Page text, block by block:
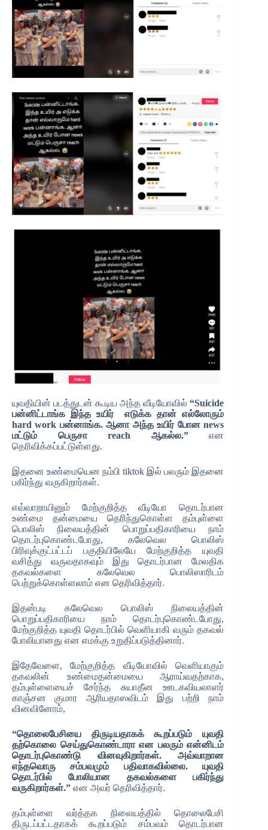
யுவதியின் படத்துடன் கூடிய அந்த வீடியோவில்“Suicide
பன்னிட்டாங்க இந்த உயிர் எடுக்க தான் எல்லோரும்
hard work பன்னாங்க. ஆனா அந்த உயிர் போன news
மட்டும் பெருசா reach ஆகல்ல.”என
தெரிவிக்கப்பட்டுள்ளது.
இதனை உண்மையென நம்பி tiktok இல் பலரும் இதனை
பகிர்ந்து வருகிறார்கள்.
எவ்வாறாயினும் மேற்குறித்த வீடியோ தொடர்பான
உண்மை தன்மையை தெரிந்துகொள்ள தம்புள்ளை
பொலிஸ் நிலையத்தின் பொறுப்பதிகாரியை நாம்
தொடர்புகொண்டபோது, கலேவெல பொலிஸ்
பிரிவுக்குட்பட்டப் பகுதியிலேயே மேற்குறித்த யுவதி
வசித்து வருவதாகவும் இது தொடர்பான மேலதிக
தகவல்களை கலேவெல பொலிஸாரிடம்
பெற்றுக்கொள்ளலாம் என தெரிவித்தார்.
இதன்படி கலேவெல பொலிஸ் நிலையத்தின்
பொறுப்பதிகாரியை நாம் தொடர்புகொண்டபோது,
மேற்குறித்த யுவதி தொடர்பில் வெளியாகி வரும் தகவல்
போலியானது என எமக்கு உறுதிப்படுத்தினார்.
இதேவேளை, மேற்குறித்த வீடியோவில் வெளியாகும்
தகவலின் உண்மைதன்மையை ஆராய்வதற்காக,
தம்புள்ளையைச் சேர்ந்த சுயாதீன ஊடகவியலாளர்
காஞ்சன குமார ஆரியதாஸவிடம் இது பற்றி நாம்
வினவினோம்,
“தொலைபேசியை திருடியதாகக் கூறப்படும் யுவதி
தற்கொலை செய்துகொண்டாரா என பலரும் என்னிடம்
தொடர்புகொண்டு வினவுகிறார்கள். அவ்வாறான
எந்தவொரு சம்பவமும் பதிவாகவில்லை. யுவதி
தொடர்பில் போலியான தகவல்களை பகிர்ந்து
வருகிறார்கள்.” என அவர் தெரிவித்தார்.
தம்புள்ளை வர்த்தக நிலையத்தில் தொலைபேசி
திருடப்பட்டதாகக் கூறப்படும் சம்பவம் தொடர்பான